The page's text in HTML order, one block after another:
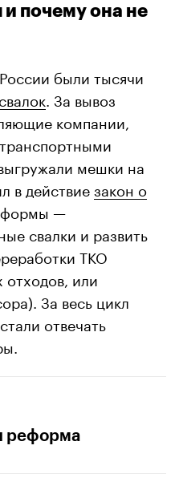
почему она не
были тысячи
. За вывоз
компании,
мешки на
в действиезакон о
—
свалки и развить
ТКО
или
За весь цикл
отвечать
реформа